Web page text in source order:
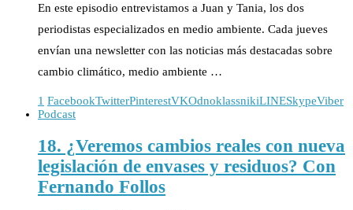
En este episodio entrevistamos a Juan y Tania, los dos
periodistas especializados en medio ambiente. Cada jueves
envían una newsletter con las noticias más destacadas sobre
cambio climático, medio ambiente …
1 FacebookTwitterPinterestVKOdnoklassnikiLINESkypeViber
Podcast
18. ¿Veremos cambios reales con nueva
legislación de envases y residuos? Con
Fernando Follos